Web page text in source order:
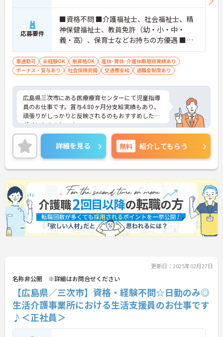
応募要件
■資格不問 ■介護福祉士、社会福祉士、精
神保健福祉士、教員免許（幼・小・中・
義・高）、保育士などお持ちの方優遇 ■未
経験の方OK
車通勤可 未経験OK 無資格OK
産休･育休･介護休暇取得実績あり
ボーナス・賞与あり
社会保険完備 交通費支給 退職金制度あり
広島県三次市にある医療療育センターにて児童指導
員のお仕事です。賞与4.80ヶ月分支給実績もあり、
頑張りがしっかりと反映されるのもおすすめしたい
ポイントのひとつ☆
ご興味ある方には、面接対策ポイントなど、さらに
詳細をお話しいたしますのでお気軽にご相談くださ
い。
詳細を見る 無料 紹介してもらう
更新日：2025年02月27日
名称非公開 ※詳細はお問合せください
【広島県／三次市】資格・経験不問☆日勤のみ◎
生活介護事業所における生活支援員のお仕事です
♪＜正社員＞